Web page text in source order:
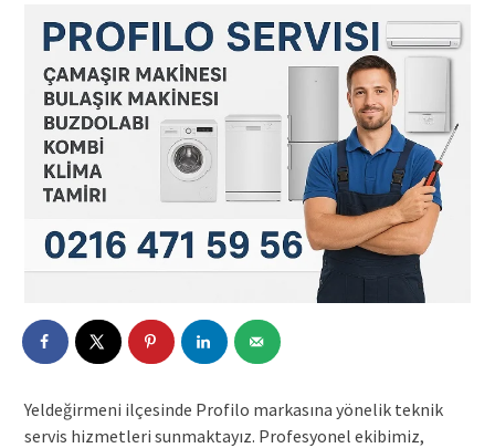
Yeldeğirmeni ilçesinde Profilo markasına yönelik teknik
servis hizmetleri sunmaktayız. Profesyonel ekibimiz,